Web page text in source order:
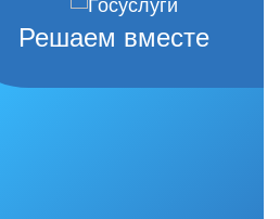
Решаем вместе